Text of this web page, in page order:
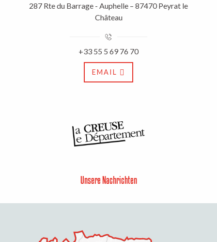
287 Rte du Barrage - Auphelle – 87470 Peyrat le
Château
+33 55 5 69 76 70
EMAIL
Unsere Nachrichten